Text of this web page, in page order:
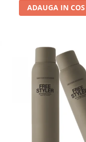
ADAUGA IN COS